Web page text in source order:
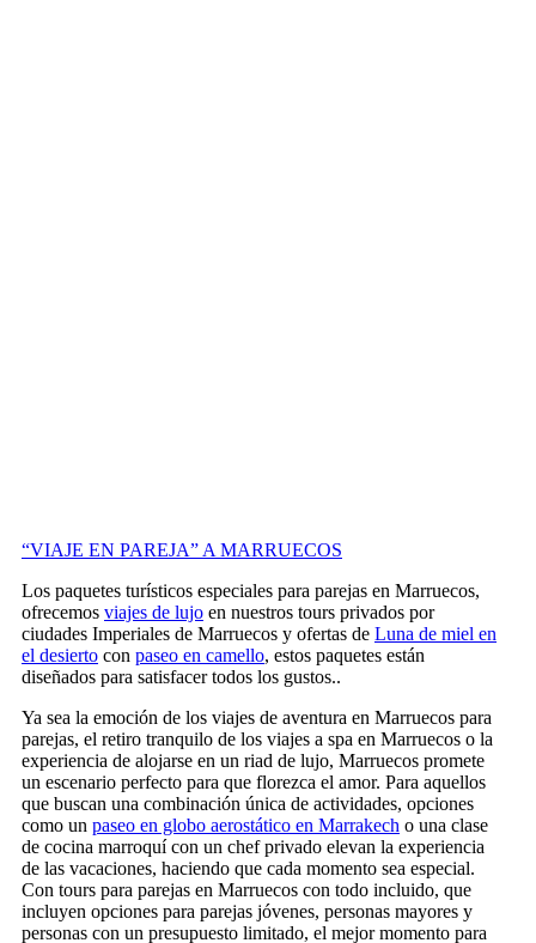
“VIAJE EN PAREJA” A MARRUECOS
Los paquetes turísticos especiales para parejas en Marruecos,
ofrecemos viajes de lujo en nuestros tours privados por
ciudades Imperiales de Marruecos y ofertas de Luna de miel en
el desierto con paseo en camello, estos paquetes están
diseñados para satisfacer todos los gustos..
Ya sea la emoción de los viajes de aventura en Marruecos para
parejas, el retiro tranquilo de los viajes a spa en Marruecos o la
experiencia de alojarse en un riad de lujo, Marruecos promete
un escenario perfecto para que florezca el amor. Para aquellos
que buscan una combinación única de actividades, opciones
como un paseo en globo aerostático en Marrakech o una clase
de cocina marroquí con un chef privado elevan la experiencia
de las vacaciones, haciendo que cada momento sea especial.
Con tours para parejas en Marruecos con todo incluido, que
incluyen opciones para parejas jóvenes, personas mayores y
personas con un presupuesto limitado, el mejor momento para